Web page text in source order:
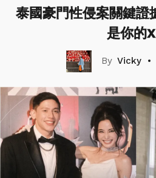
泰國豪門性侵案關鍵證
是你的
Vicky